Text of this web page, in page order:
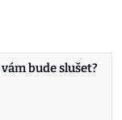
bude slušet?